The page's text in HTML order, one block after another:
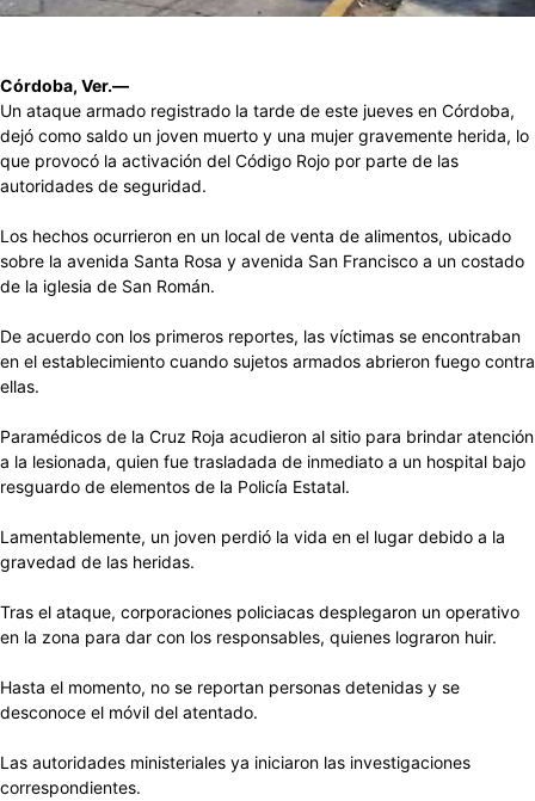
Córdoba, Ver.—
Un ataque armado registrado la tarde de este jueves en Córdoba,
dejó como saldo un joven muerto y una mujer gravemente herida, lo
que provocó la activación del Código Rojo por parte de las
autoridades de seguridad.
Los hechos ocurrieron en un local de venta de alimentos, ubicado
sobre la avenida Santa Rosa y avenida San Francisco a un costado
de la iglesia de San Román.
De acuerdo con los primeros reportes, las víctimas se encontraban
en el establecimiento cuando sujetos armados abrieron fuego contra
ellas.
Paramédicos de la Cruz Roja acudieron al sitio para brindar atención
a la lesionada, quien fue trasladada de inmediato a un hospital bajo
resguardo de elementos de la Policía Estatal.
Lamentablemente, un joven perdió la vida en el lugar debido a la
gravedad de las heridas.
Tras el ataque, corporaciones policiacas desplegaron un operativo
en la zona para dar con los responsables, quienes lograron huir.
Hasta el momento, no se reportan personas detenidas y se
desconoce el móvil del atentado.
Las autoridades ministeriales ya iniciaron las investigaciones
correspondientes.